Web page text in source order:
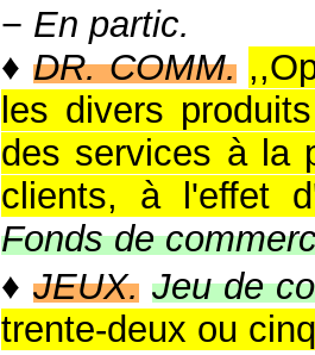
− En partic.
♦DR. COMM.
les divers
des services à la
clients, à l'effet
Fonds de
♦JEUX. Jeu de
trente-deux ou